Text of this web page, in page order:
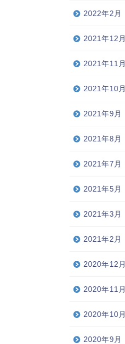
2022年2月
2021年12月
2021年11月
2021年10月
2021年9月
2021年8月
2021年7月
2021年5月
2021年3月
2021年2月
2020年12月
2020年11月
2020年10月
2020年9月